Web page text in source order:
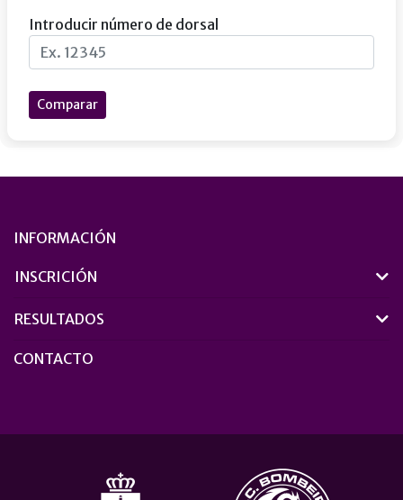
Introducir número de dorsal
Comparar
INFORMACIÓN
INSCRICIÓN
RESULTADOS
CONTACTO